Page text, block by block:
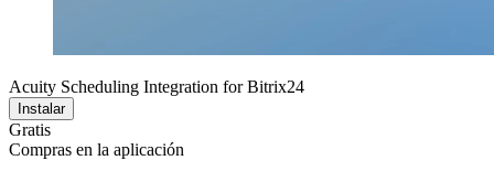
Acuity Scheduling Integration for Bitrix24
Instalar
Gratis
Compras en la aplicación